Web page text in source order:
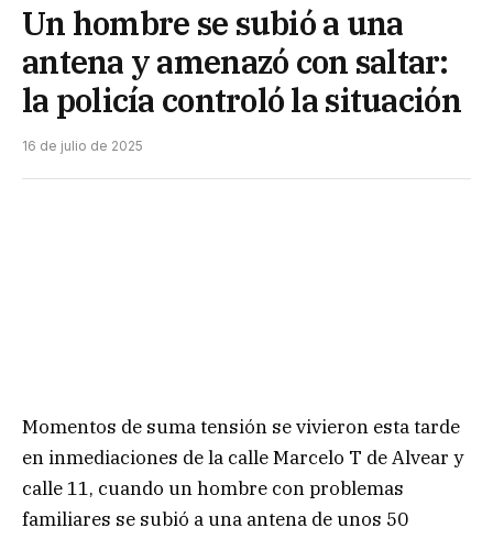
Un hombre se subió a una
antena y amenazó con saltar:
la policía controló la situación
16 de julio de 2025
Momentos de suma tensión se vivieron esta tarde
en inmediaciones de la calle Marcelo T de Alvear y
calle 11, cuando un hombre con problemas
familiares se subió a una antena de unos 50